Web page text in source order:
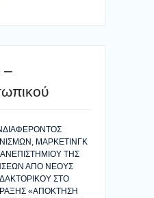
–
ΜΑΡΚΕΤΙΝΓΚ
ΤΗΣ
ΑΠΟ ΝΕΟΥΣ
ΣΤΟ
«ΑΠΟΚΤΗΣΗ